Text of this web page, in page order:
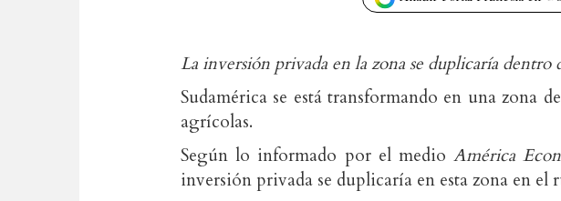
La inversión privada en la zona se duplicaría dentro
Sudamérica se está transformando en una zona
agrícolas.
Según lo informado por el medio América
inversión privada se duplicaría en esta zona en el